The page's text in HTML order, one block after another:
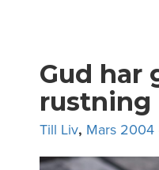
Gud har
rustning
Till Liv, Mars 2004